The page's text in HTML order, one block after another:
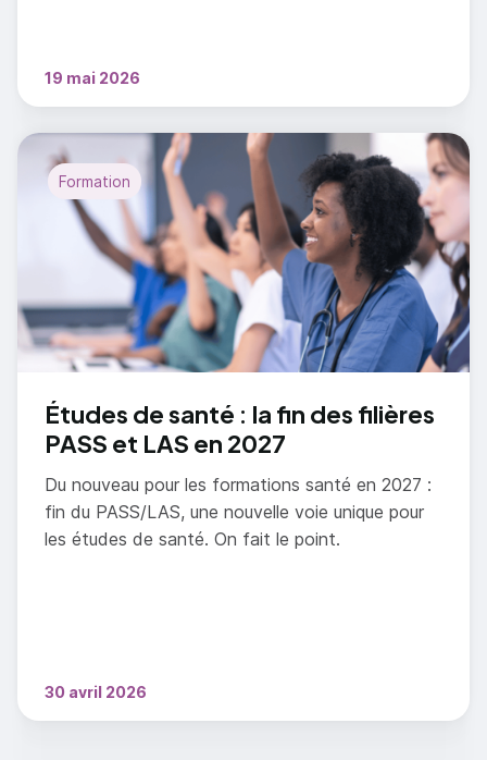
19 mai 2026
Études de santé : la fin des filières
PASS et LAS en 2027
Du nouveau pour les formations santé en 2027 :
fin du PASS/LAS, une nouvelle voie unique pour
les études de santé. On fait le point.
30 avril 2026
Formation